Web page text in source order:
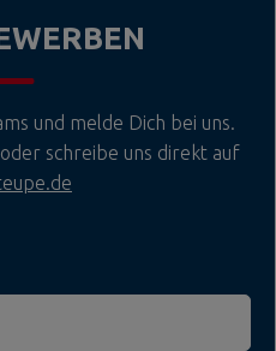
und melde Dich bei uns.
schreibe uns direkt auf